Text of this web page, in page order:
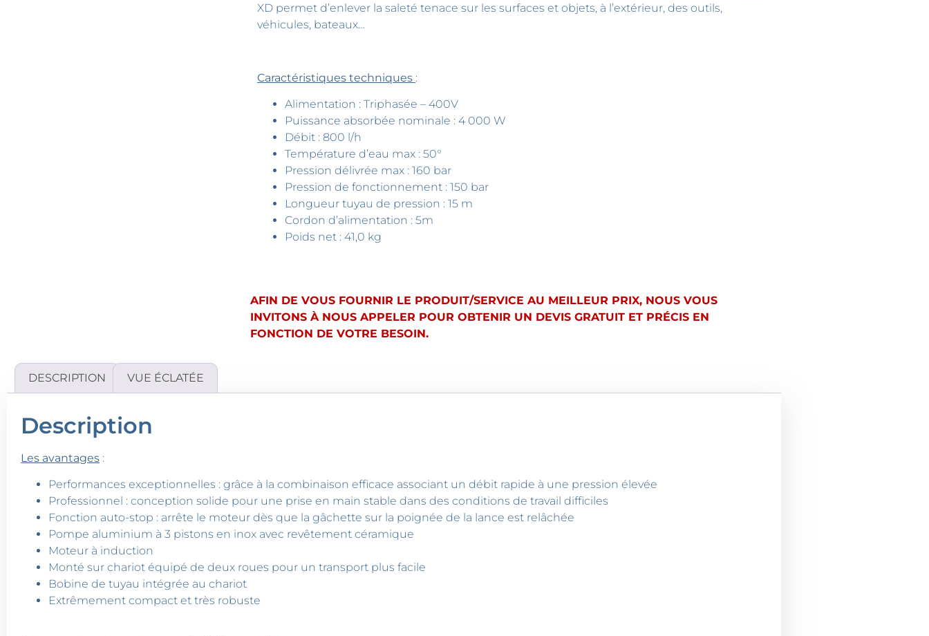
XD permet d’enlever la saleté tenace sur les surfaces et objets, à l’extérieur, des outils,
véhicules, bateaux…
Caractéristiques techniques :
Alimentation : Triphasée – 400V
Puissance absorbée nominale : 4 000 W
Débit : 800 l/h
Température d’eau max : 50°
Pression délivrée max : 160 bar
Pression de fonctionnement : 150 bar
Longueur tuyau de pression : 15 m
Cordon d’alimentation : 5m
Poids net : 41,0 kg
AFIN DE VOUS FOURNIR LE PRODUIT/SERVICE AU MEILLEUR PRIX, NOUS VOUS
INVITONS À NOUS APPELER POUR OBTENIR UN DEVIS GRATUIT ET PRÉCIS EN
FONCTION DE VOTRE BESOIN.
DESCRIPTION VUE ÉCLATÉE
Description
Les avantages :
Performances exceptionnelles : grâce à la combinaison efficace associant un débit rapide à une pression élevée
Professionnel : conception solide pour une prise en main stable dans des conditions de travail difficiles
Fonction auto-stop : arrête le moteur dès que la gâchette sur la poignée de la lance est relâchée
Pompe aluminium à 3 pistons en inox avec revêtement céramique
Moteur à induction
Monté sur chariot équipé de deux roues pour un transport plus facile
Bobine de tuyau intégrée au chariot
Extrêmement compact et très robuste